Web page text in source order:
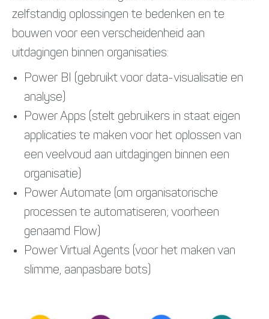
zelfstandig oplossingen te bedenken en te
bouwen voor een verscheidenheid aan
uitdagingen binnen organisaties:
Power BI (gebruikt voor data-visualisatie en
analyse)
Power Apps (stelt gebruikers in staat eigen
applicaties te maken voor het oplossen van
een veelvoud aan uitdagingen binnen een
organisatie)
Power Automate (om organisatorische
processen te automatiseren; voorheen
genaamd Flow)
Power Virtual Agents (voor het maken van
slimme, aanpasbare bots)